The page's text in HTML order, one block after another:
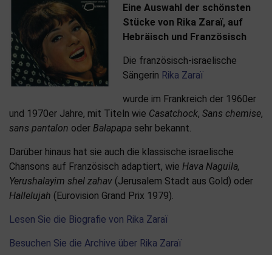
Eine Auswahl der schönsten
Stücke von Rika Zaraï, auf
Hebräisch und Französisch
Die französisch-israelische
Sängerin Rika Zaraï
wurde im Frankreich der 1960er
und 1970er Jahre, mit Titeln wie Casatchock, Sans chemise,
sans pantalon oder Balapapa sehr bekannt.
Darüber hinaus hat sie auch die klassische israelische
Chansons auf Französisch adaptiert, wie Hava Naguila,
Yerushalayim shel zahav (Jerusalem Stadt aus Gold) oder
Hallelujah (Eurovision Grand Prix 1979).
Lesen Sie die Biografie von Rika Zaraï
Besuchen Sie die Archive über Rika Zaraï